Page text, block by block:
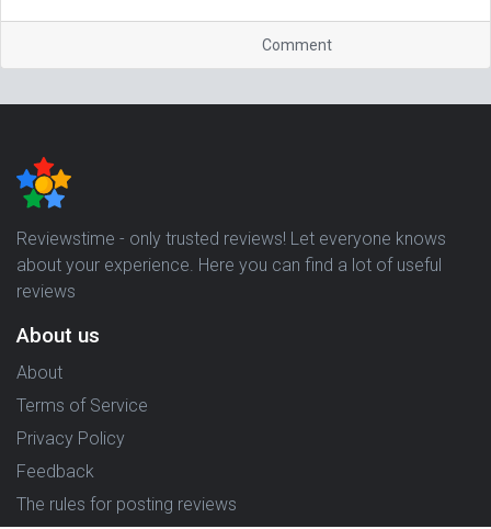
Comment
Reviewstime - only trusted reviews! Let everyone knows
about your experience. Here you can find a lot of useful
reviews
About us
About
Terms of Service
Privacy Policy
Feedback
The rules for posting reviews